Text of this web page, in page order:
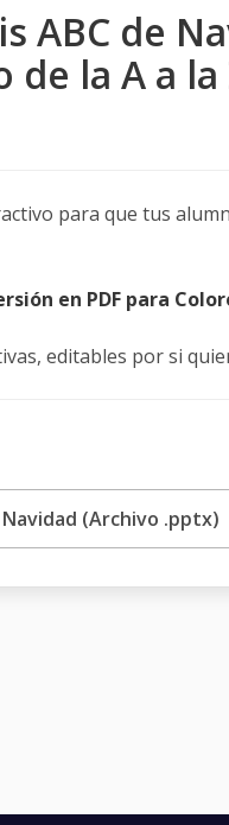
ABC de
de la A a la
para que tus
en PDF para
editables por si
Navidad (Archivo .pptx)